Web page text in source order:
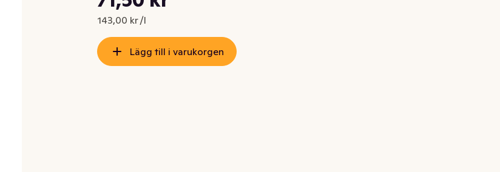
Nuvarande pris är: 71,50 kr
143,00 kr /l
Lägg till i varukorgen